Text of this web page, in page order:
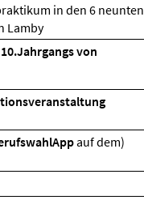
in den 6 neunten
Lamby
von
auf dem)